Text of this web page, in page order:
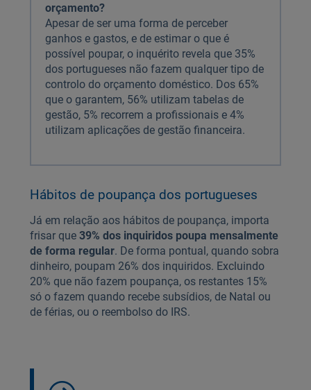
orçamento?
Apesar de ser uma forma de perceber
ganhos e gastos, e de estimar o que é
possível poupar, o inquérito revela que 35%
dos portugueses não fazem qualquer tipo de
controlo do orçamento doméstico. Dos 65%
que o garantem, 56% utilizam tabelas de
gestão, 5% recorrem a profissionais e 4%
utilizam aplicações de gestão financeira.
Hábitos de poupança dos portugueses
Já em relação aos hábitos de poupança, importa
frisar que 39% dos inquiridos poupa mensalmente
de forma regular. De forma pontual, quando sobra
dinheiro, poupam 26% dos inquiridos. Excluindo
20% que não fazem poupança, os restantes 15%
só o fazem quando recebe subsídios, de Natal ou
de férias, ou o reembolso do IRS.